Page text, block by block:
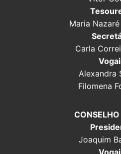
Maria
Carla
Alexandra
Filomena
Joaquim